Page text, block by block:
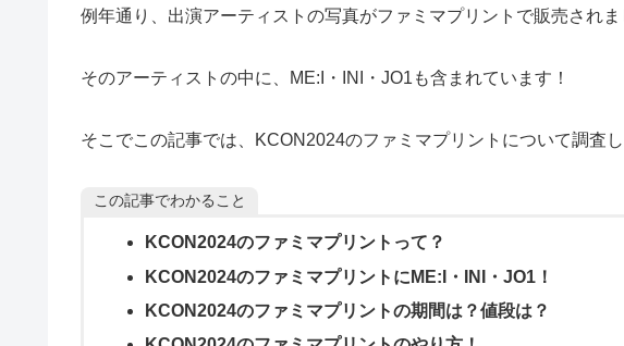
例年通り、出演アーティストの写真がファミマプリントで販売されま
そのアーティストの中に、ME:I・INI・JO1も含まれています！
そこでこの記事では、KCON2024のファミマプリントについて調査し
この記事でわかること
KCON2024のファミマプリントって？
KCON2024のファミマプリントにME:I・INI・JO1！
KCON2024のファミマプリントの期間は？値段は？